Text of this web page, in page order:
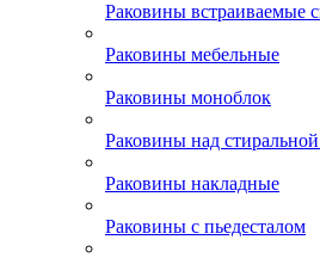
Раковины встраиваемые
Раковины мебельные
Раковины моноблок
Раковины над
Раковины накладные
Раковины с пьедесталом